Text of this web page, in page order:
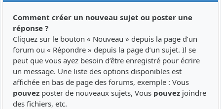
Comment créer un nouveau sujet ou poster une
réponse ?
Cliquez sur le bouton « Nouveau » depuis la page d’un
forum ou « Répondre » depuis la page d’un sujet. Il se
peut que vous ayez besoin d’être enregistré pour écrire
un message. Une liste des options disponibles est
affichée en bas de page des forums, exemple : Vous
pouvez poster de nouveaux sujets, Vous pouvez joindre
des fichiers, etc.